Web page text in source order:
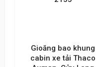
Gioăng bao khung
cabin xe tải Thaco